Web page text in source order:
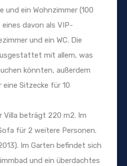
und ein Wohnzimmer (100
davon als VIP-
und ein WC. Die
mit allem, was
könnten, außerdem
Sitzecke für 10
Villa beträgt 220 m2. Im
für 2 weitere Personen.
Im Garten befindet sich
und ein überdachtes